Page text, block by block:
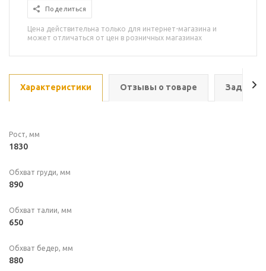
Поделиться
Цена действительна только для интернет-магазина и
может отличаться от цен в розничных магазинах
Характеристики Отзывы о товаре Задать
Рост, мм
1830
Обхват груди, мм
890
Обхват талии, мм
650
Обхват бедер, мм
880